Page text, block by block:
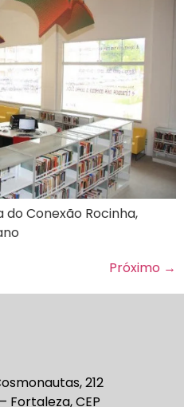
Conexão Rocinha,
Próximo →
212
Fortaleza, CEP